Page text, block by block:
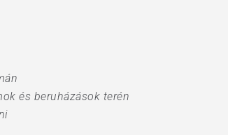
és beruházások terén